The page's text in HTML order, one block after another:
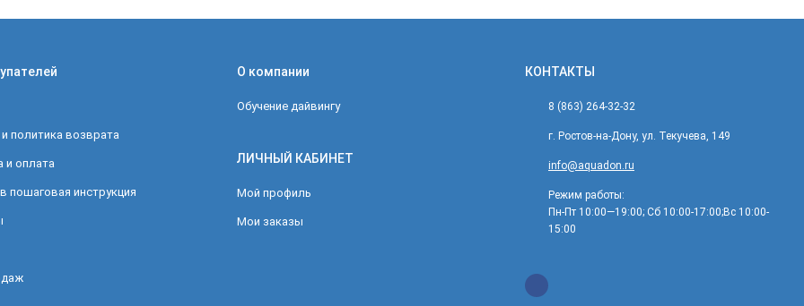
и политика возврата
и оплата
пошаговая инструкция
О компании
Обучение дайвингу
ЛИЧНЫЙ КАБИНЕТ
Мой профиль
Мои заказы
КОНТАКТЫ
8 (863) 264-32-32
г. Ростов-на-Дону, ул. Текучева, 149
info@aquadon.ru
Режим работы:
Пн-Пт 10:00—19:00; Сб 10:00-17:00;Вс 10:00-
15:00